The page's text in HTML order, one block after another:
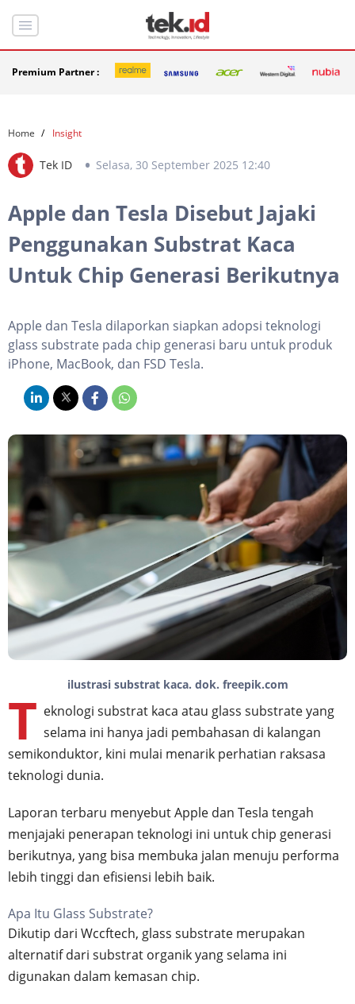
Premium Partner :
Home Insight
Tek ID Selasa, 30 September 2025 12:40
Apple dan Tesla Disebut Jajaki
Penggunakan Substrat Kaca
Untuk Chip Generasi Berikutnya
Apple dan Tesla dilaporkan siapkan adopsi teknologi
glass substrate pada chip generasi baru untuk produk
iPhone, MacBook, dan FSD Tesla.
ilustrasi substrat kaca. dok. freepik.com
T eknologi substrat kaca atau glass substrate yang
selama ini hanya jadi pembahasan di kalangan
semikonduktor, kini mulai menarik perhatian raksasa
teknologi dunia.
Laporan terbaru menyebut Apple dan Tesla tengah
menjajaki penerapan teknologi ini untuk chip generasi
berikutnya, yang bisa membuka jalan menuju performa
lebih tinggi dan efisiensi lebih baik.
Apa Itu Glass Substrate?
Dikutip dari Wccftech, glass substrate merupakan
alternatif dari substrat organik yang selama ini
digunakan dalam kemasan chip.